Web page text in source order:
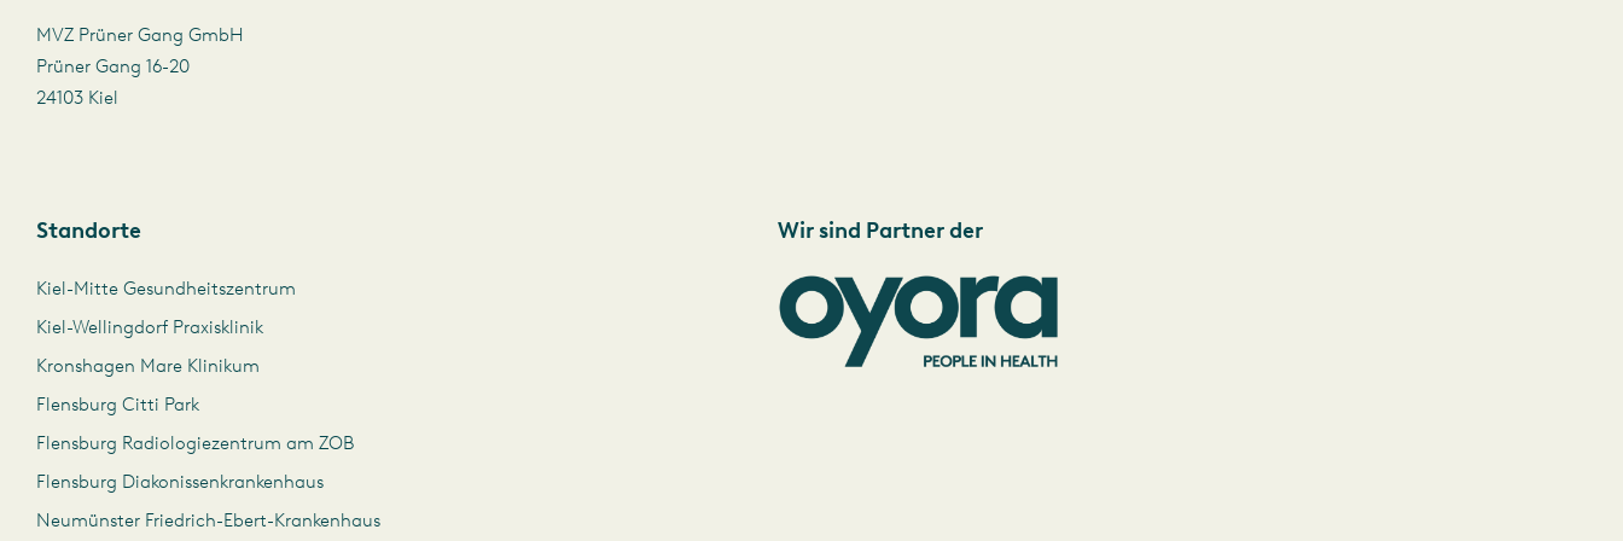
MVZ Prüner Gang GmbH
Prüner Gang 16-20
24103 Kiel
Standorte
Kiel-Mitte Gesundheitszentrum
Kiel-Wellingdorf Praxisklinik
Kronshagen Mare Klinikum
Flensburg Citti Park
Flensburg Radiologiezentrum am ZOB
Flensburg Diakonissenkrankenhaus
Neumünster Friedrich-Ebert-Krankenhaus
Wir sind Partner der